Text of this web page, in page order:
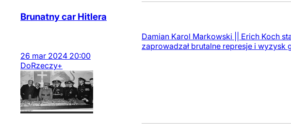
Brunatny car Hitlera
Damian Karol Markowski || Erich Koch
zaprowadzał brutalne represje i
26 mar 2024 20:00
DoRzeczy+